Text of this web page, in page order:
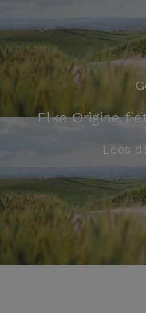
Elke Origine
Lees